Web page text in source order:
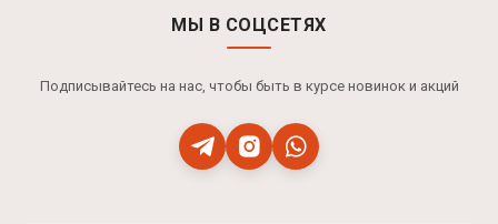
МЫ В СОЦСЕТЯХ
Подписывайтесь на нас, чтобы быть в курсе новинок и акций